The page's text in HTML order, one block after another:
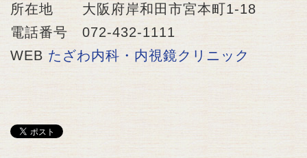
所在地 大阪府岸和田市宮本町1-18
電話番号 072-432-1111
WEB たざわ内科・内視鏡クリニック